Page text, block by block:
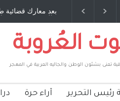
بعد معارك قضائية
طارق يوسف يقهر
الله
العُروبة
تعنى بشئون الوطن والجاليه العربية في المهجر
رئيس التحرير آراء حرة